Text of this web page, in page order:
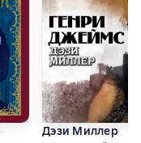
Дэзи Миллер